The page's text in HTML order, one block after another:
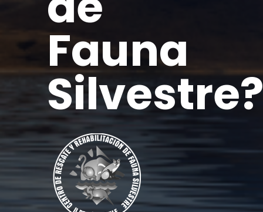
Fauna
Silvestre?